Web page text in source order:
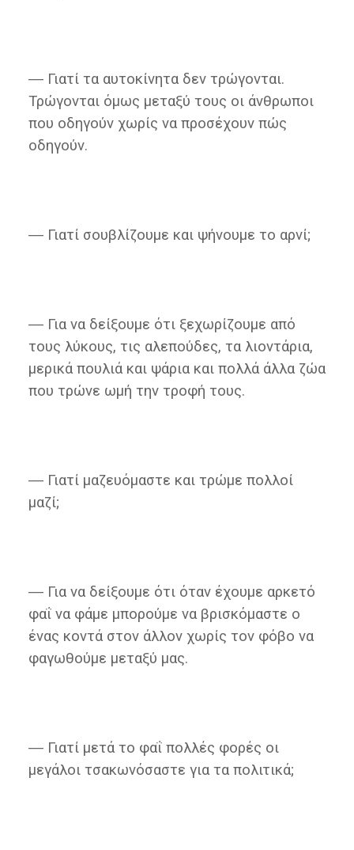
― Γιατί τα αυτοκίνητα δεν τρώγονται.
Τρώγονται όμως μεταξύ τους οι άνθρωποι
που οδηγούν χωρίς να προσέχουν πώς
οδηγούν.
― Γιατί σουβλίζουμε και ψήνουμε το αρνί;
― Για να δείξουμε ότι ξεχωρίζουμε από
τους λύκους, τις αλεπούδες, τα λιοντάρια,
μερικά πουλιά και ψάρια και πολλά άλλα ζώα
που τρώνε ωμή την τροφή τους.
― Γιατί μαζευόμαστε και τρώμε πολλοί
μαζί;
― Για να δείξουμε ότι όταν έχουμε αρκετό
φαΐ να φάμε μπορούμε να βρισκόμαστε ο
ένας κοντά στον άλλον χωρίς τον φόβο να
φαγωθούμε μεταξύ μας.
― Γιατί μετά το φαΐ πολλές φορές οι
μεγάλοι τσακωνόσαστε για τα πολιτικά;